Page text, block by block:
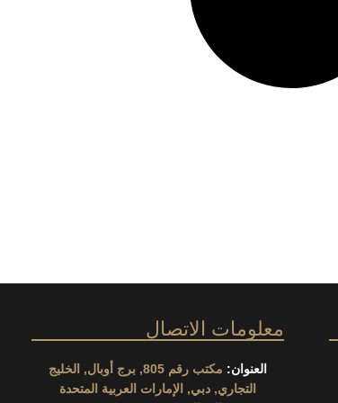
معلومات الاتصال
العنوان:
مكتب رقم 805, برج أوبال, الخليج
التجاري, دبي, الإمارات العربية المتحدة